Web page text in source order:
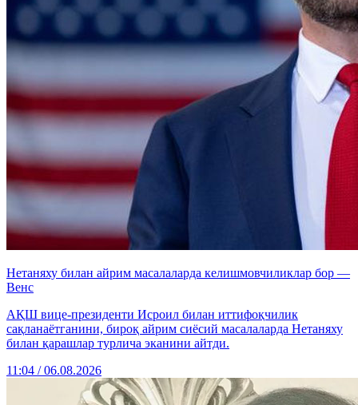
Нетаняху билан айрим масалаларда келишмовчиликлар бор —
Венс
АҚШ вице-президенти Исроил билан иттифоқчилик
сақланаётганини, бироқ айрим сиёсий масалаларда Нетаняху
билан қарашлар турлича эканини айтди.
11:04 / 06.08.2026